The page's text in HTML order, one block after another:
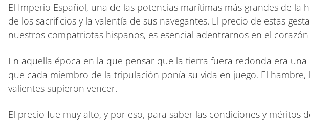
El Imperio Español, una de las potencias marítimas más grandes de
de los sacrificios y la valentía de sus navegantes. El precio de estas
nuestros compatriotas hispanos, es esencial adentrarnos en el corazón
En aquella época en la que pensar que la tierra fuera redonda era
que cada miembro de la tripulación ponía su vida en juego. El
valientes supieron vencer.
El precio fue muy alto, y por eso, para saber las condiciones y